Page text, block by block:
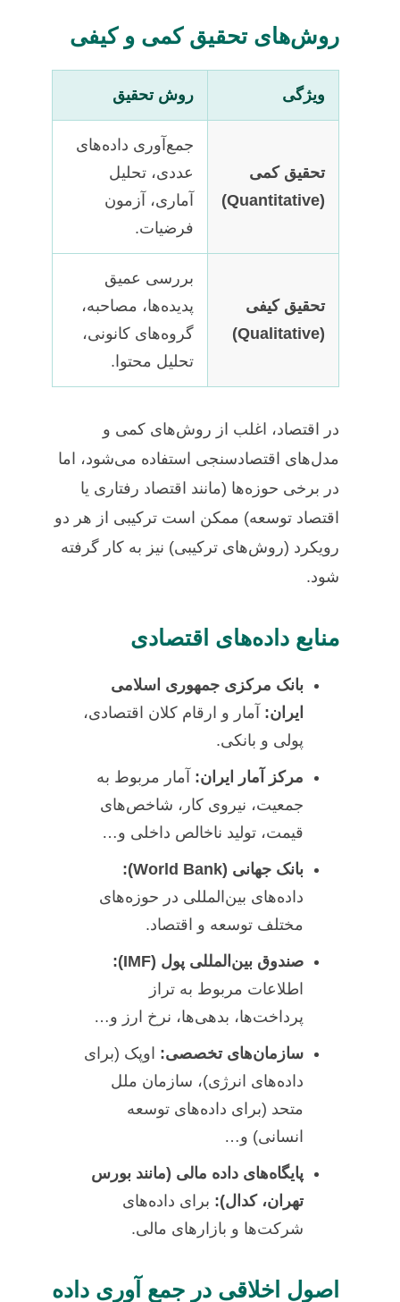
روش‌های تحقیق کمی و کیفی
ویژگی روش تحقیق
تحقیق کمی
جمع‌آوری داده‌های
عددی، تحلیل
آماری، آزمون
فرضیات.
تحقیق کیفی
بررسی عمیق
پدیده‌ها، مصاحبه،
گروه‌های کانونی،
تحلیل محتوا.
در اقتصاد، اغلب از روش‌های کمی و
مدل‌های اقتصادسنجی استفاده می‌شود، اما
در برخی حوزه‌ها (مانند اقتصاد رفتاری یا
اقتصاد توسعه) ممکن است ترکیبی از هر دو
رویکرد (روش‌های ترکیبی) نیز به کار گرفته
شود.
منابع داده‌های اقتصادی
بانک مرکزی جمهوری اسلامی
ایران: آمار و ارقام کلان اقتصادی،
پولی و بانکی.
مرکز آمار ایران: آمار مربوط به
جمعیت، نیروی کار، شاخص‌های
قیمت، تولید ناخالص داخلی و…
بانک جهانی (World Bank):
داده‌های بین‌المللی در حوزه‌های
مختلف توسعه و اقتصاد.
صندوق بین‌المللی پول (IMF):
اطلاعات مربوط به تراز
پرداخت‌ها، بدهی‌ها، نرخ ارز و…
سازمان‌های تخصصی:اوپک (برای
داده‌های انرژی)، سازمان ملل
متحد (برای داده‌های توسعه
انسانی) و…
پایگاه‌های داده مالی (مانند بورس
تهران، کدال): برای داده‌های
شرکت‌ها و بازارهای مالی.
اصول اخلاقی در جمع آوری داده